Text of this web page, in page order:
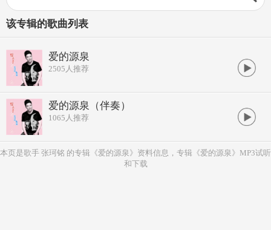
该专辑的歌曲列表
爱的源泉
2505 人推荐
爱的源泉（伴奏）
1065 人推荐
本页是歌手 张珂铭 的专辑《爱的源泉》资料信息，专辑《爱的源泉》MP3试听
和下载